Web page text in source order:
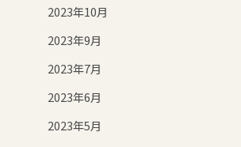
2023年10月
2023年9月
2023年7月
2023年6月
2023年5月